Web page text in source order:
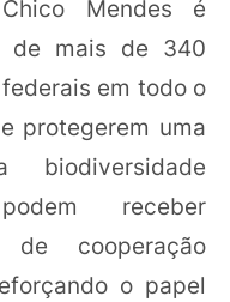
Mendes é
de mais de 340
em todo o
protegerem uma
receber
cooperação
o papel